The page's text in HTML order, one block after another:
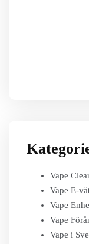
Vape
Vape E-
Vape
Vape
Vape i